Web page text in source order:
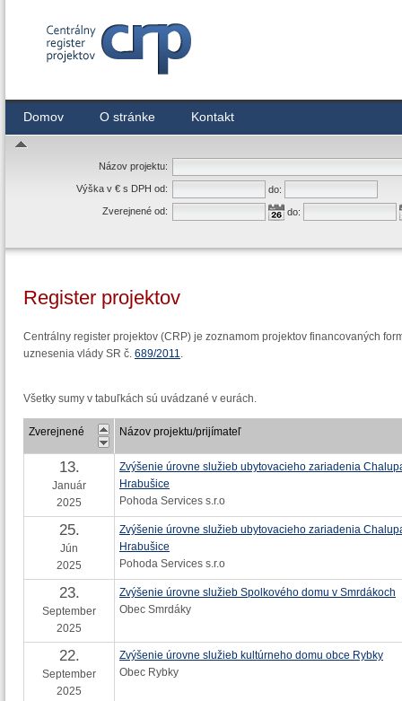
Domov O stránke Kontakt
Názov projektu:
Výška v € s DPH od:
do:
Zverejnené od:
do:
Register projektov
Centrálny register projektov (CRP) je zoznamom projektov financovaných
uznesenia vlády SR č. 689/2011.
Všetky sumy v tabuľkách sú uvádzané v eurách.
Zverejnené Názov projektu/prijímateľ
13.
Január
2025
Zvýšenie úrovne služieb ubytovacieho zariadenia
Hrabušice
Pohoda Services s.r.o
25.
Jún
2025
Zvýšenie úrovne služieb ubytovacieho zariadenia
Hrabušice
Pohoda Services s.r.o
23.
September
2025
Zvýšenie úrovne služieb Spolkového domu v Smrdákoch
Obec Smrdáky
22.
September
2025
Zvýšenie úrovne služieb kultúrneho domu obce Rybky
Obec Rybky